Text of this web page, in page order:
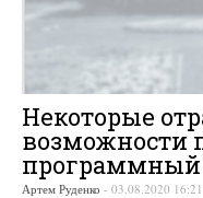
Некоторые
возможности
Артем Руденко - 03.08.2020 16:21